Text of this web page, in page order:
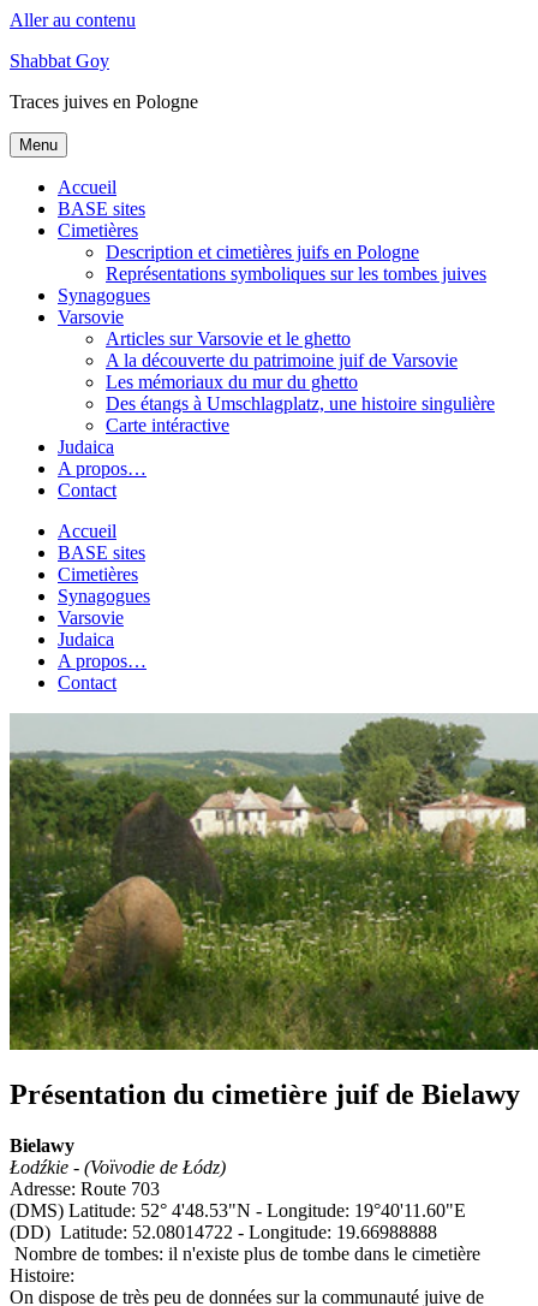
Aller au contenu
Shabbat Goy
Traces juives en Pologne
Menu
Accueil
BASE sites
Cimetières
Description et cimetières juifs en Pologne
Représentations symboliques sur les tombes juives
Synagogues
Varsovie
Articles sur Varsovie et le ghetto
A la découverte du patrimoine juif de Varsovie
Les mémoriaux du mur du ghetto
Des étangs à Umschlagplatz, une histoire singulière
Carte intéractive
Judaica
A propos…
Contact
Accueil
BASE sites
Cimetières
Synagogues
Varsovie
Judaica
A propos…
Contact
Présentation du cimetière juif de Bielawy
Bielawy
Łodźkie - (Voïvodie de Łódz)
Adresse: Route 703
(DMS) Latitude: 52° 4'48.53"N - Longitude: 19°40'11.60"E
(DD) Latitude: 52.08014722 - Longitude: 19.66988888
Nombre de tombes: il n'existe plus de tombe dans le cimetière
Histoire:
On dispose de très peu de données sur la communauté juive de